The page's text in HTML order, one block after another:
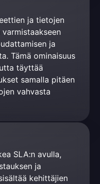
ja tietojen
ja
Tämä ominaisuus
täyttää
samalla pitäen
vahvasta
SLA:n avulla,
ja
kehittäjien